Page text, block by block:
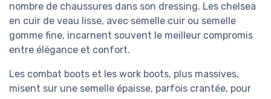
nombre de chaussures dans son dressing. Les chelsea
en cuir de veau lisse, avec semelle cuir ou semelle
gomme fine, incarnent souvent le meilleur compromis
entre élégance et confort.
Les combat boots et les work boots, plus massives,
misent sur une semelle épaisse, parfois crantée, pour